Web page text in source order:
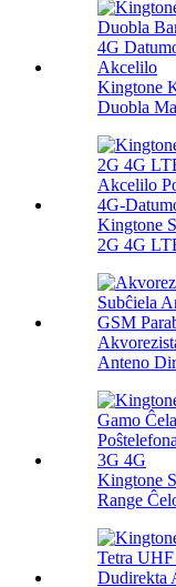
Kingtone
Duobla
Kingtone
2G 4G
Anteno
Kingtone
Range